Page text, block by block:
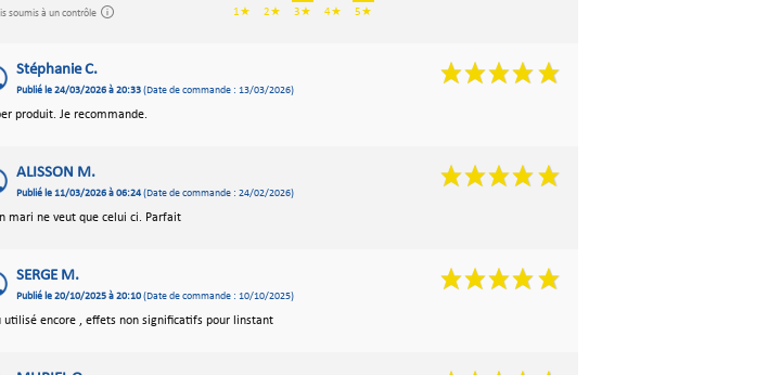
soumis à un contrôle 1★ 2★ 3★ 4★ 5★
Stéphanie C.
Publié le 24/03/2026 à 20:33 (Date de commande : 13/03/2026)
produit. Je recommande.
ALISSON M.
Publié le 11/03/2026 à 06:24 (Date de commande : 24/02/2026)
mari ne veut que celui ci. Parfait
SERGE M.
Publié le 20/10/2025 à 20:10 (Date de commande : 10/10/2025)
utilisé encore , effets non significatifs pour linstant